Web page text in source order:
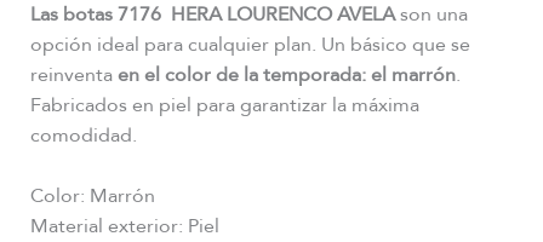
Las botas 7176 HERA LOURENCO AVELAson una
opción ideal para cualquier plan. Un básico que se
reinventaen el color de la temporada: el marrón.
Fabricados en piel para garantizar la máxima
comodidad.
Color: Marrón
Material exterior: Piel